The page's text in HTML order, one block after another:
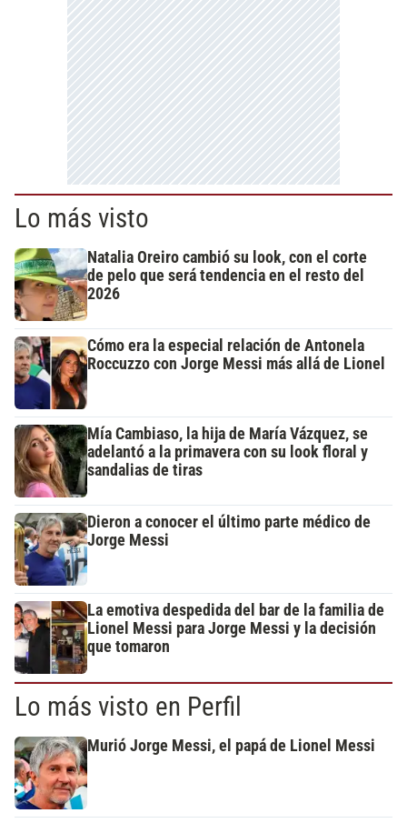
Lo más visto
Natalia Oreiro cambió su look, con el corte
de pelo que será tendencia en el resto del
2026
Cómo era la especial relación de Antonela
Roccuzzo con Jorge Messi más allá de Lionel
Mía Cambiaso, la hija de María Vázquez, se
adelantó a la primavera con su look floral y
sandalias de tiras
Dieron a conocer el último parte médico de
Jorge Messi
La emotiva despedida del bar de la familia de
Lionel Messi para Jorge Messi y la decisión
que tomaron
Lo más visto en Perfil
Murió Jorge Messi, el papá de Lionel Messi